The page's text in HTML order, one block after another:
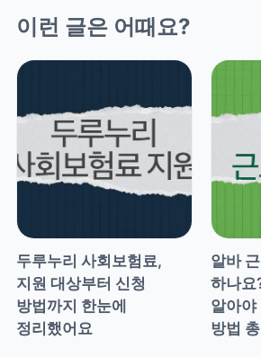
이런 글은 어때요?
두루누리 사회보험료,
지원 대상부터 신청
방법까지 한눈에
정리했어요
알바
하나요
알아야
방법